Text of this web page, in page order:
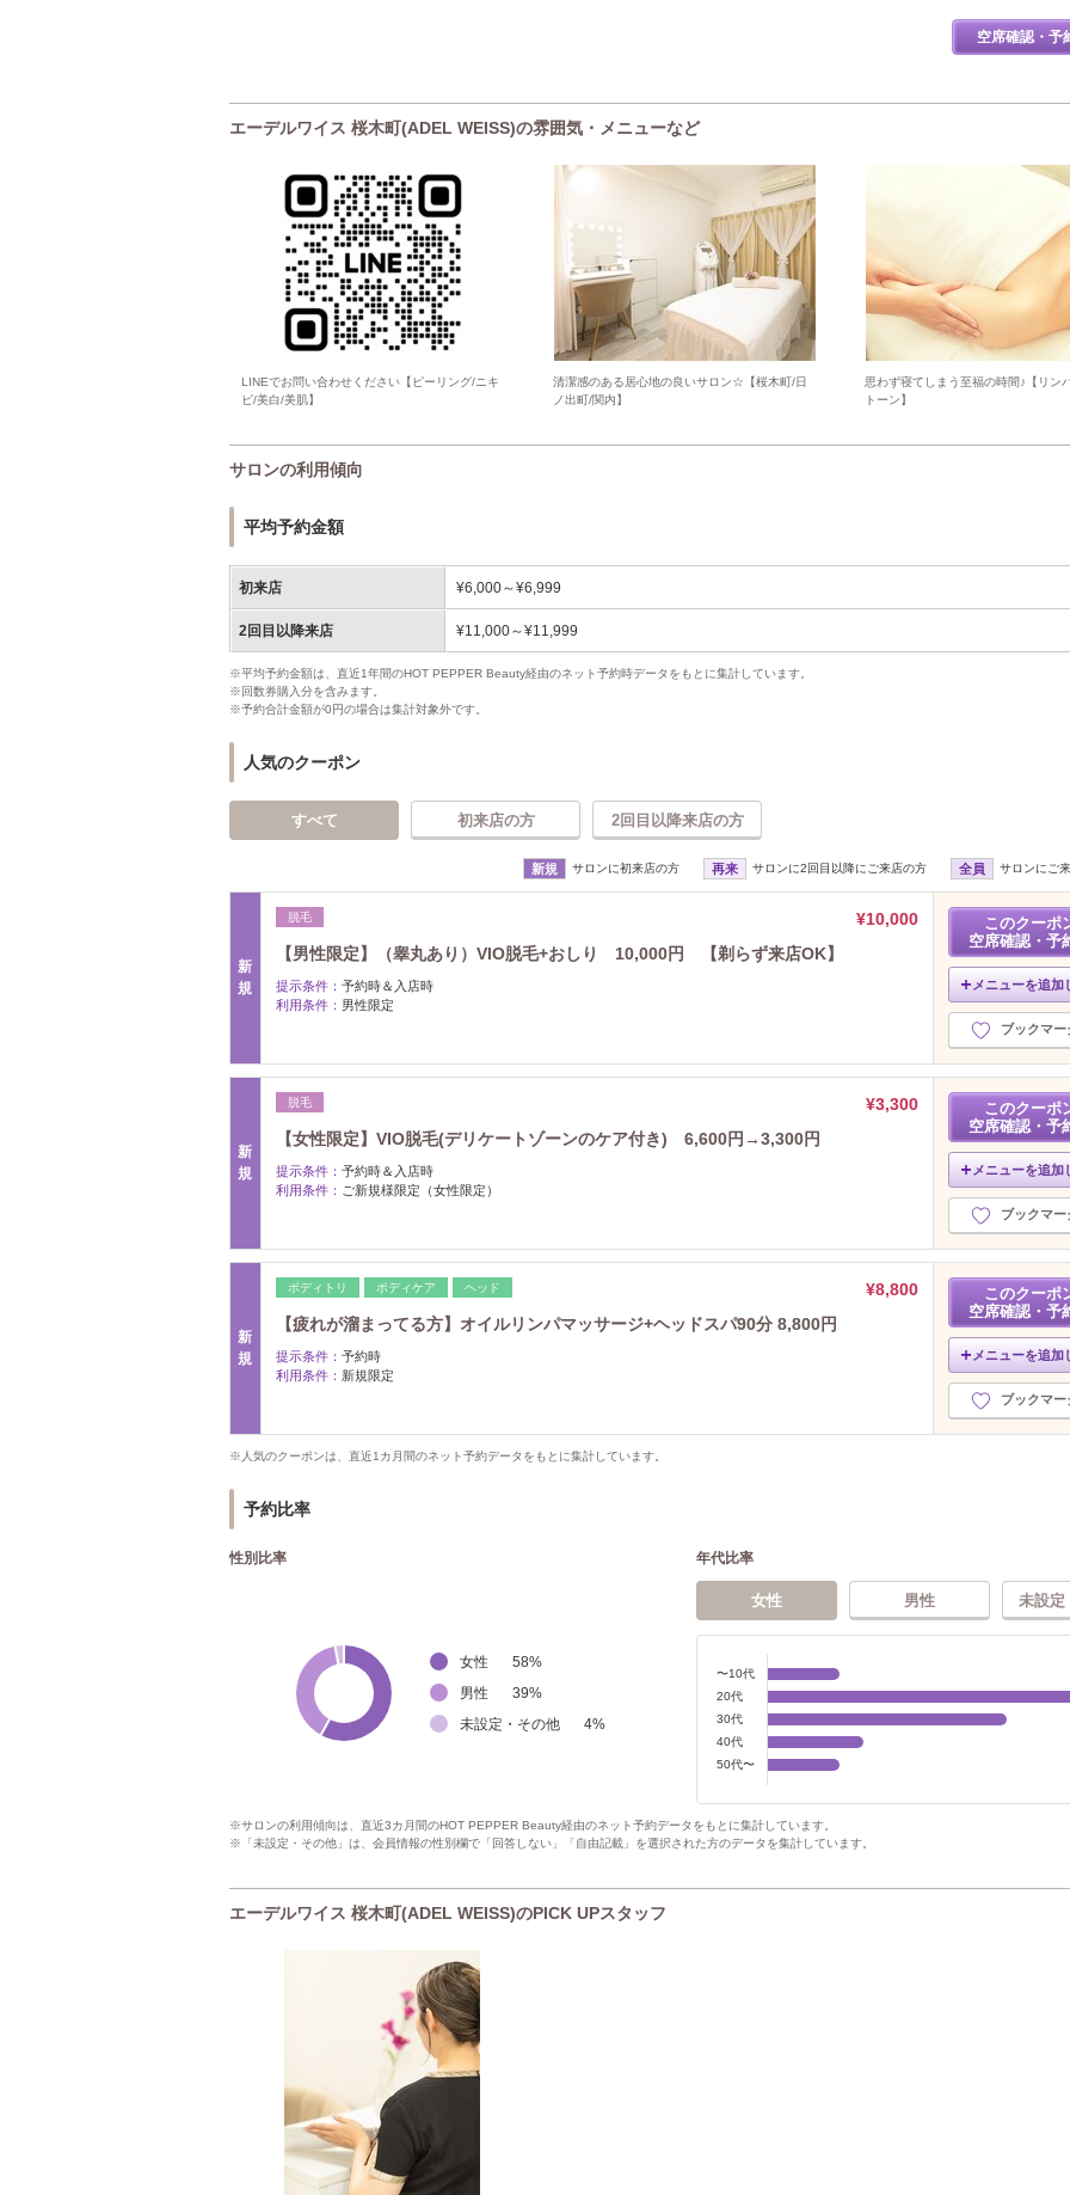
空席確認・予
エーデルワイス 桜木町(ADEL WEISS)の雰囲気・メニューなど
LINEでお問い合わせください【ピーリング/ニキ
ビ/美白/美肌】
清潔感のある居心地の良いサロン☆【桜木町/日
ノ出町/関内】
思わず寝てしまう至福の時間♪【リン
トーン】
サロンの利用傾向
平均予約金額
初来店 ¥6,000～¥6,999
2回目以降来店 ¥11,000～¥11,999
※平均予約金額は、直近1年間のHOT PEPPER Beauty経由のネット予約時データをもとに集計しています。
※回数券購入分を含みます。
※予約合計金額が0円の場合は集計対象外です。
人気のクーポン
すべて 初来店の方 2回目以降来店の方
新規 サロンに初来店の方 再来 サロンに2回目以降にご来店の方 全員 サロンにご
新
規
脱毛
¥10,000
【男性限定】（睾丸あり）VIO脱毛+おしり 10,000円 【剃らず来店OK】
提示条件： 予約時＆入店時
利用条件： 男性限定
このクーポ
空席確認・予
メニューを追加
ブックマー
新
規
脱毛
¥3,300
【女性限定】VIO脱毛(デリケートゾーンのケア付き) 6,600円→3,300円
提示条件： 予約時＆入店時
利用条件： ご新規様限定（女性限定）
このクーポ
空席確認・予
メニューを追加
ブックマー
新
規
ボディトリ ボディケア ヘッド
¥8,800
【疲れが溜まってる方】オイルリンパマッサージ+ヘッドスパ90分 8,800円
提示条件： 予約時
利用条件： 新規限定
このクーポ
空席確認・予
メニューを追加
ブックマー
※人気のクーポンは、直近1カ月間のネット予約データをもとに集計しています。
予約比率
性別比率
女性 58%
男性
39%
未設定・その他
4%
年代比率
女性 男性 未設定
〜10代
20代
30代
40代
50代〜
※サロンの利用傾向は、直近3カ月間のHOT PEPPER Beauty経由のネット予約データをもとに集計しています。
※「未設定・その他」は、会員情報の性別欄で「回答しない」「自由記載」を選択された方のデータを集計しています。
エーデルワイス 桜木町(ADEL WEISS)のPICK UPスタッフ